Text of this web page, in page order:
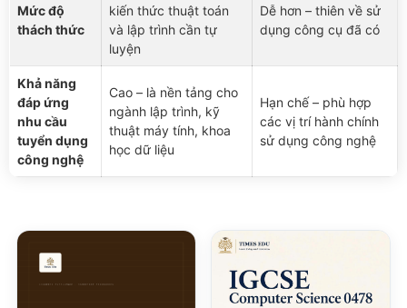
Mức độ
thách thức
kiến thức thuật toán
và lập trình cần tự
luyện
Dễ hơn – thiên về sử
dụng công cụ đã có
Khả năng
đáp ứng
nhu cầu
tuyển dụng
công nghệ
Cao – là nền tảng cho
ngành lập trình, kỹ
thuật máy tính, khoa
học dữ liệu
Hạn chế – phù hợp
các vị trí hành chính
sử dụng công nghệ